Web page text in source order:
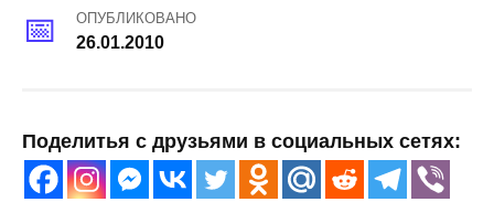
ОПУБЛИКОВАНО
26.01.2010
Поделитья с друзьями в социальных сетях: